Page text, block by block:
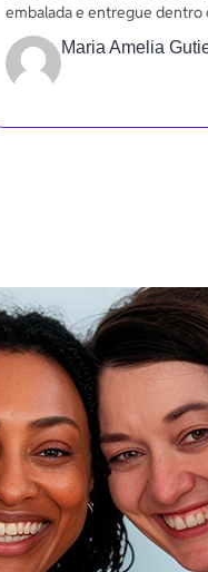
embalada e entregue dentro
Gratidão!!!
Maria Amelia